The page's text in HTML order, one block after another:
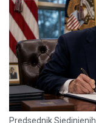
Predsednik